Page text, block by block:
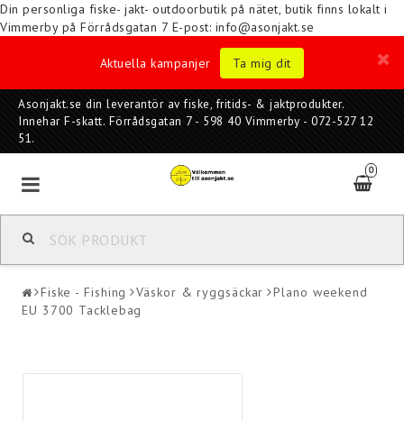
Din personliga fiske- jakt- outdoorbutik på nätet, butik finns lokalt i
Vimmerby på Förrådsgatan 7 E-post: info@asonjakt.se
Aktuella kampanjer Ta mig dit
Asonjakt.se din leverantör av fiske, fritids- & jaktprodukter.
Innehar F-skatt. Förrådsgatan 7 - 598 40 Vimmerby - 072-527 12
51.
0
Fiske - Fishing Väskor & ryggsäckar
Plano weekend
EU 3700 Tacklebag